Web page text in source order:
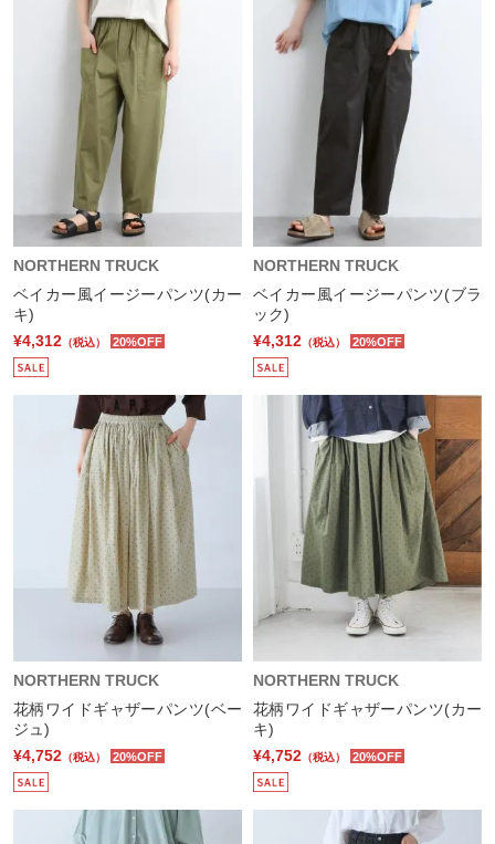
NORTHERN TRUCK
ベイカー風イージーパンツ(カー
キ)
¥4,312 （税込） 20%OFF
NORTHERN TRUCK
ベイカー風イージーパンツ(ブラ
ック)
¥4,312 （税込） 20%OFF
NORTHERN TRUCK
花柄ワイドギャザーパンツ(ベー
ジュ)
¥4,752 （税込） 20%OFF
NORTHERN TRUCK
花柄ワイドギャザーパンツ(カー
キ)
¥4,752 （税込） 20%OFF